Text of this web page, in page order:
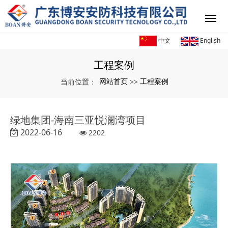
中文 English
工程案例
当前位置： 网站首页 >> 工程案例
绿地集团-海南三亚悦澜湾项目
2022-06-16 2202